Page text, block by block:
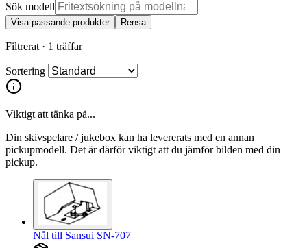
Sök modell
Visa passande produkter Rensa
Filtrerat · 1 träffar
Sortering
Viktigt att tänka på...
Din skivspelare / jukebox kan ha levererats med en annan
pickupmodell. Det är därför viktigt att du jämför bilden med din
pickup.
Nål till Sansui SN-707